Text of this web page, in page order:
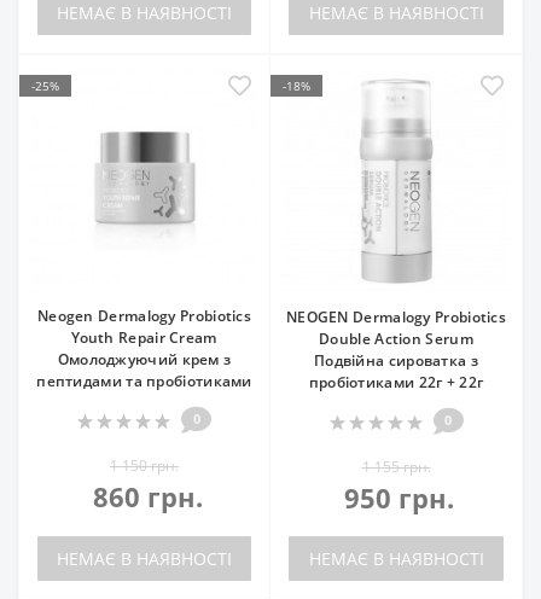
НЕМАЄ В НАЯВНОСТІ НЕМАЄ В НАЯВНОСТІ
-25%
Neogen Dermalogy Probiotics
Youth Repair Cream
Омолоджуючий крем з
пептидами та пробіотиками
0
1 150 грн.
860 грн.
НЕМАЄ В НАЯВНОСТІ
-18%
NEOGEN Dermalogy Probiotics
Double Action Serum
Подвійна сироватка з
пробіотиками 22г + 22г
0
1 155 грн.
950 грн.
НЕМАЄ В НАЯВНОСТІ